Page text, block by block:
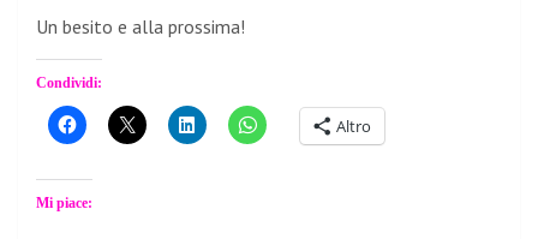
Un besito e alla prossima!
Condividi:
Altro
Mi piace: